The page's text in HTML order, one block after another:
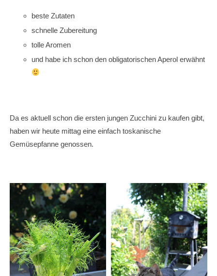
beste Zutaten
schnelle Zubereitung
tolle Aromen
und habe ich schon den obligatorischen Aperol erwähnt
Da es aktuell schon die ersten jungen Zucchini zu kaufen gibt,
haben wir heute mittag eine einfach toskanische
Gemüsepfanne genossen.